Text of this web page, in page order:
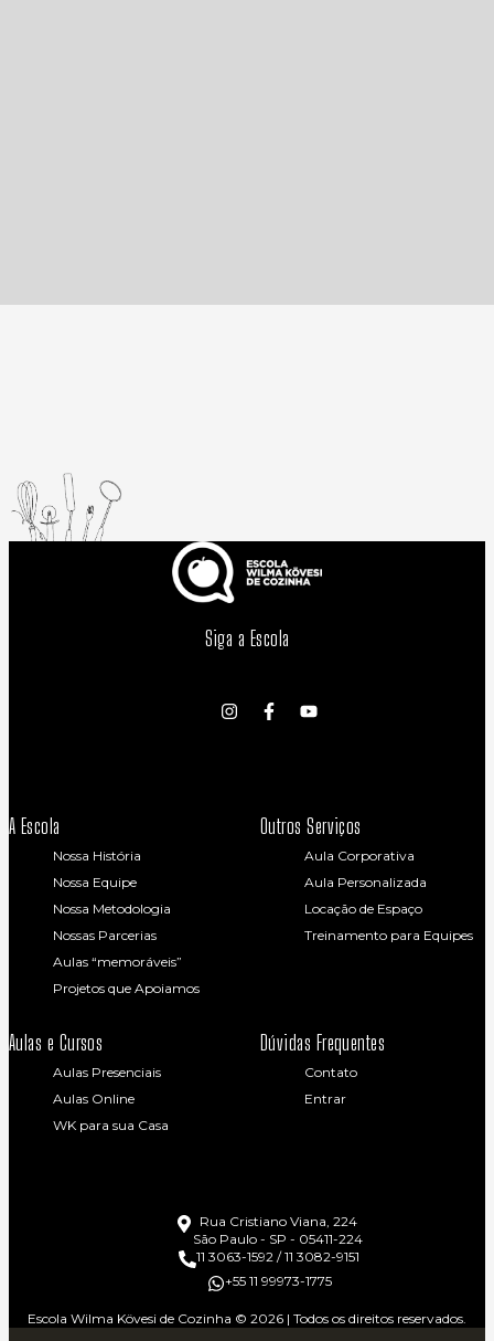
Siga a Escola
A Escola
Nossa História
Nossa Equipe
Nossa Metodologia
Nossas Parcerias
Aulas “memoráveis”
Projetos que Apoiamos
Outros Serviços
Aula Corporativa
Aula Personalizada
Locação de Espaço
Treinamento para Equipes
Aulas e Cursos
Aulas Presenciais
Aulas Online
WK para sua Casa
Dúvidas Frequentes
Contato
Entrar
Rua Cristiano Viana, 224
São Paulo - SP - 05411-224
11 3063-1592 / 11 3082-9151
+55 11 99973-1775
Escola Wilma Kövesi de Cozinha © 2026 | Todos os direitos reservados.